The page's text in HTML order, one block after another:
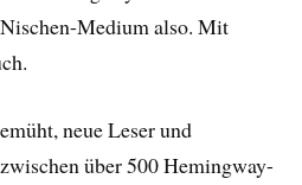
Medium also. Mit
neue Leser und
über 500 Hemingway-